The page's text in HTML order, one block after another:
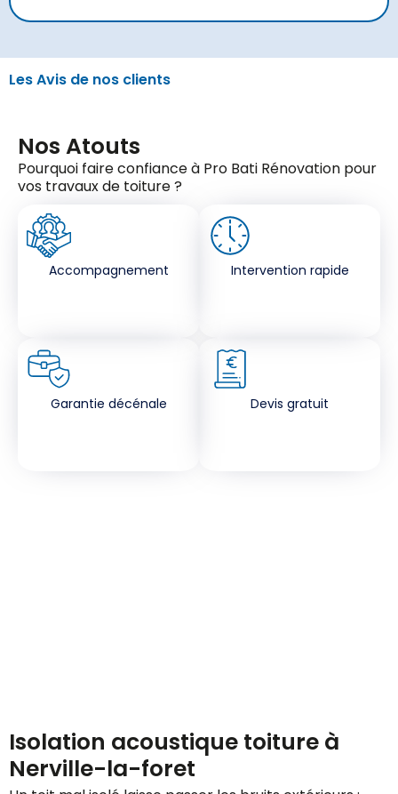
Les Avis de nos clients
Nos Atouts
Pourquoi faire confiance à Pro Bati Rénovation pour
vos travaux de toiture ?
Accompagnement Intervention rapide
Garantie décénale Devis gratuit
Isolation acoustique toiture à
Nerville-la-foret